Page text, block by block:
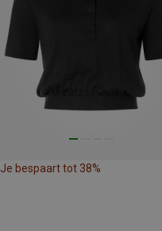
Je bespaart tot 38%